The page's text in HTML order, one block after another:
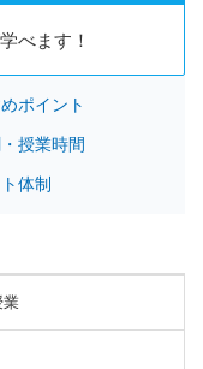
べます！
ポイント
授業時間
体制
業